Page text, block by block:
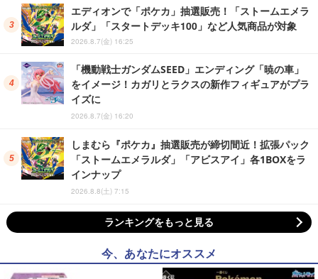
エディオンで「ポケカ」抽選販売！「ストームエメラ
ルダ」「スタートデッキ100」など人気商品が対象
2026.8.7(金) 16:25
「機動戦士ガンダムSEED」エンディング「暁の車」
をイメージ！カガリとラクスの新作フィギュアがプラ
イズに
2026.8.7(金) 16:20
しまむら『ポケカ』抽選販売が締切間近！拡張パック
「ストームエメラルダ」「アビスアイ」各1BOXをラ
インナップ
2026.8.8(土) 7:15
ランキングをもっと見る
今、あなたにオススメ